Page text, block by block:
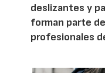
deslizantes y
forman parte
profesionales